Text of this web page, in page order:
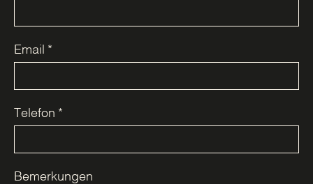
Email *
Telefon *
Bemerkungen